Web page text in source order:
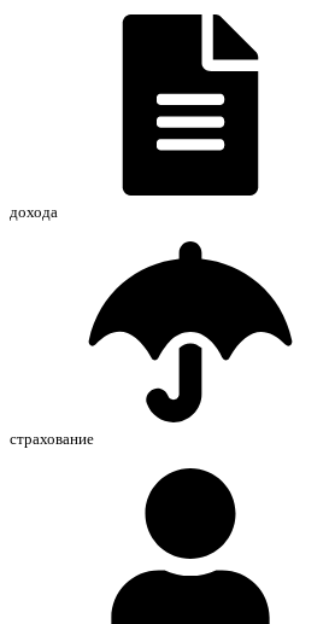
дохода
страхование